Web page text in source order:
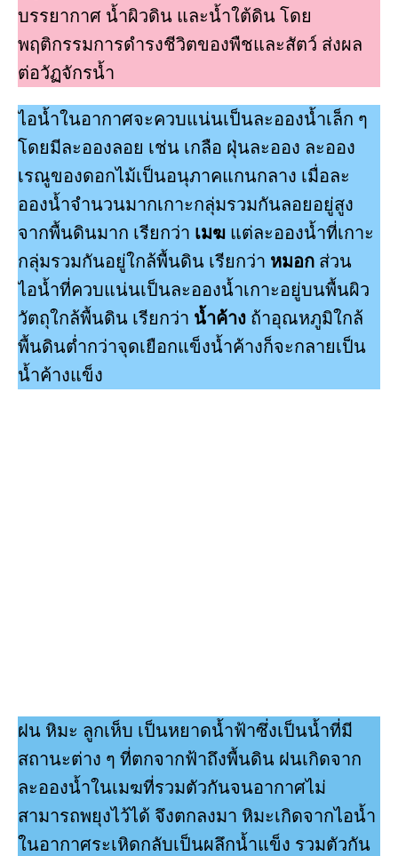
บรรยากาศ นํ้าผิวดิน และนํ้าใต้ดิน โดย
พฤติกรรมการดํารงชีวิตของพืชและสัตว์ ส่งผล
ต่อวัฏจักรนํ้า
ไอนํ้าในอากาศจะควบแน่นเป็นละอองนํ้าเล็ก ๆ
โดยมีละอองลอย เช่น เกลือ ฝุ่นละออง ละออง
เรณูของดอกไม้เป็นอนุภาคแกนกลาง เมื่อละ
อองนํ้าจํานวนมากเกาะกลุ่มรวมกันลอยอยู่สูง
จากพื้นดินมาก เรียกว่า เมฆ แต่ละอองนํ้าที่เกาะ
กลุ่มรวมกันอยู่ใกล้พื้นดิน เรียกว่า หมอก ส่วน
ไอนํ้าที่ควบแน่นเป็นละอองนํ้าเกาะอยู่บนพื้นผิว
วัตถุใกล้พื้นดิน เรียกว่า นํ้าค้าง ถ้าอุณหภูมิใกล้
พื้นดินตํ่ากว่าจุดเยือกแข็งนํ้าค้างก็จะกลายเป็น
นํ้าค้างแข็ง
ฝน หิมะ ลูกเห็บ เป็นหยาดนํ้าฟ้าซึ่งเป็นนํ้าที่มี
สถานะต่าง ๆ ที่ตกจากฟ้าถึงพื้นดิน ฝนเกิดจาก
ละอองนํ้าในเมฆที่รวมตัวกันจนอากาศไม่
สามารถพยุงไว้ได้ จึงตกลงมา หิมะเกิดจากไอนํ้า
ในอากาศระเหิดกลับเป็นผลึกนํ้าแข็ง รวมตัวกัน